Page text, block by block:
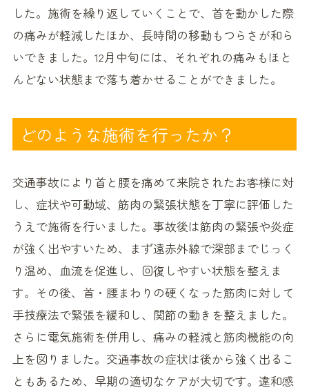
した。施術を繰り返していくことで、首を動かした際
の痛みが軽減したほか、長時間の移動もつらさが和ら
いできました。12月中旬には、それぞれの痛みもほと
んどない状態まで落ち着かせることができました。
どのような施術を行ったか？
交通事故により首と腰を痛めて来院されたお客様に対
し、症状や可動域、筋肉の緊張状態を丁寧に評価した
うえで施術を行いました。事故後は筋肉の緊張や炎症
が強く出やすいため、まず遠赤外線で深部までじっく
り温め、血流を促進し、回復しやすい状態を整えま
す。その後、首・腰まわりの硬くなった筋肉に対して
手技療法で緊張を緩和し、関節の動きを整えました。
さらに電気施術を併用し、痛みの軽減と筋肉機能の向
上を図りました。交通事故の症状は後から強く出るこ
ともあるため、早期の適切なケアが大切です。違和感